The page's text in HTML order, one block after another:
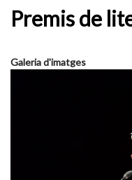
Premis de
Galeria d'imatges